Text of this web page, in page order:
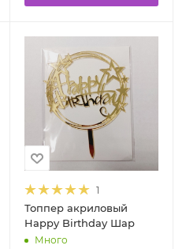
1
Топпер акриловый
Happy Birthday Шар
Много